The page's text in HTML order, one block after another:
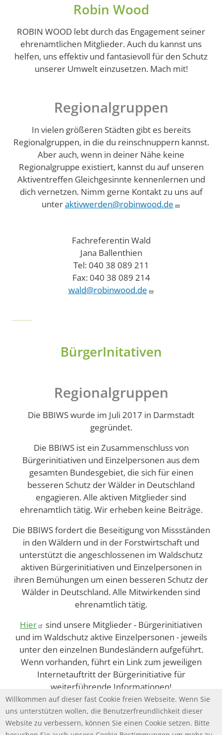
Robin Wood
ROBIN WOOD lebt durch das Engagement seiner
ehrenamtlichen Mitglieder. Auch du kannst uns
helfen, uns effektiv und fantasievoll für den Schutz
unserer Umwelt einzusetzen. Mach mit!
Regionalgruppen
In vielen größeren Städten gibt es bereits
Regionalgruppen, in die du reinschnuppern kannst.
Aber auch, wenn in deiner Nähe keine
Regionalgruppe existiert, kannst du auf unseren
Aktiventreffen Gleichgesinnte kennenlernen und
dich vernetzen. Nimm gerne Kontakt zu uns auf
unteraktivwerden@robinwood.de
Fachreferentin Wald
Jana Ballenthien
Tel: 040 38 089 211
Fax: 040 38 089 214
wald@robinwood.de
BürgerInitativen
Regionalgruppen
Die BBIWS wurde im Juli 2017 in Darmstadt
gegründet.
Die BBIWS ist ein Zusammenschluss von
Bürgerinitiativen und Einzelpersonen aus dem
gesamten Bundesgebiet, die sich für einen
besseren Schutz der Wälder in Deutschland
engagieren. Alle aktiven Mitglieder sind
ehrenamtlich tätig. Wir erheben keine Beiträge.
Die BBIWS fordert die Beseitigung von Missständen
in den Wäldern und in der Forstwirtschaft und
unterstützt die angeschlossenen im Waldschutz
aktiven Bürgerinitiativen und Einzelpersonen in
ihren Bemühungen um einen besseren Schutz der
Wälder in Deutschland. Alle Mitwirkenden sind
ehrenamtlich tätig.
Hier
sind unsere Mitglieder - Bürgerinitiativen
und im Waldschutz aktive Einzelpersonen - jeweils
unter den einzelnen Bundesländern aufgeführt.
Wenn vorhanden, führt ein Link zum jeweiligen
Internetauftritt der Bürgerinitiative für
weiterführende Informationen!
Willkommen auf dieser fast Cookie freien Webseite. Wenn Sie
uns unterstützen wollen, die Benutzerfreundlichkeit dieser
Website zu verbessern, können Sie einen Cookie setzen. Bitte